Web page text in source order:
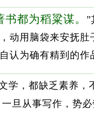
书都为稻粱谋。 ”
动用脑袋来安抚
认为确有精到的作
学，都缺乏素养，
旦从事写作，势